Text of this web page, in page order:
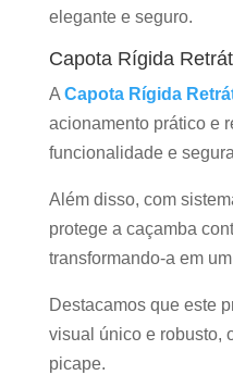
elegante e seguro.
Capota Rígida
A Capota Rígida
acionamento prático e
funcionalidade e
Além disso, com
protege a caçamba
transformando-a em
Destacamos que este
visual único e robusto,
picape.